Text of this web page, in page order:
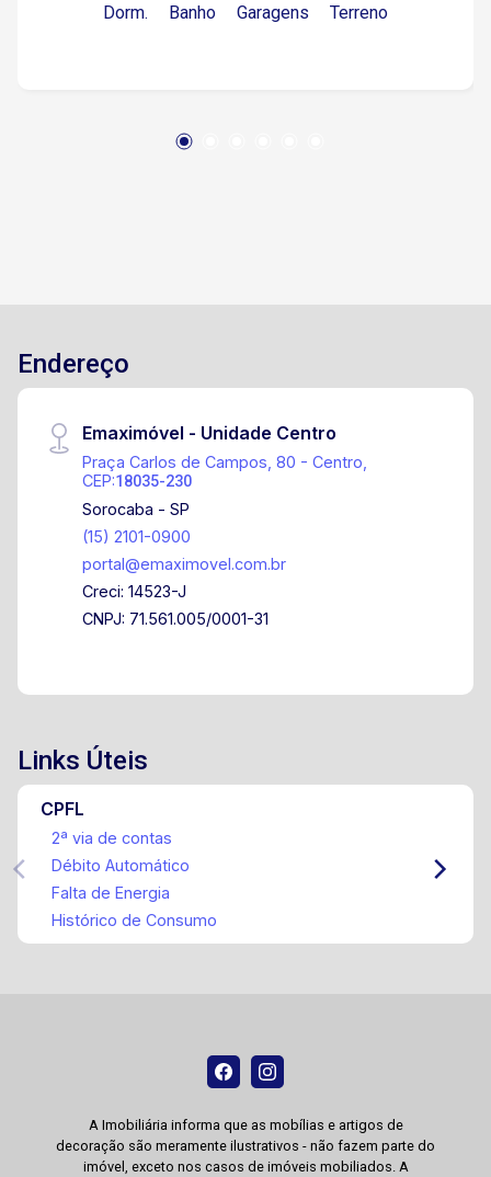
Dorm.
Banho
Garagens
Terreno
Endereço
Emaximóvel - Unidade Centro
Praça Carlos de Campos, 80 - Centro,
CEP:18035-230
Sorocaba - SP
(15) 2101-0900
portal@emaximovel.com.br
Creci: 14523-J
CNPJ: 71.561.005/0001-31
Links Úteis
CPFL
2ª via de contas
Débito Automático
Falta de Energia
Histórico de Consumo
A Imobiliária informa que as mobílias e artigos de
decoração são meramente ilustrativos - não fazem parte do
imóvel, exceto nos casos de imóveis mobiliados. A